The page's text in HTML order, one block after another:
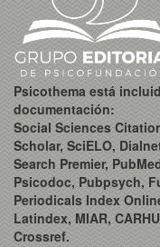
Psicothema está
documentación:
Social Sciences
Scholar, SciELO,
Search Premier,
Psicodoc, Pubpsych,
Periodicals Index
Latindex, MIAR,
Crossref.